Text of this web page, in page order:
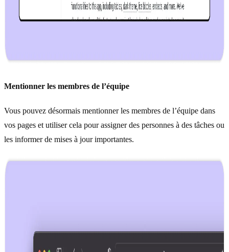
Mentionner les membres de l’équipe
Vous pouvez désormais mentionner les membres de l’équipe dans
vos pages et utiliser cela pour assigner des personnes à des tâches ou
les informer de mises à jour importantes.